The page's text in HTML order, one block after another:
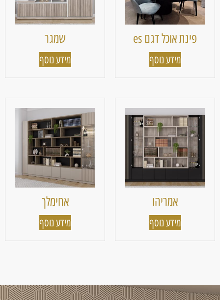
פינת אוכל דגם es
מידע נוסף
שמגר
מידע נוסף
אמריהו
מידע נוסף
אחימלך
מידע נוסף